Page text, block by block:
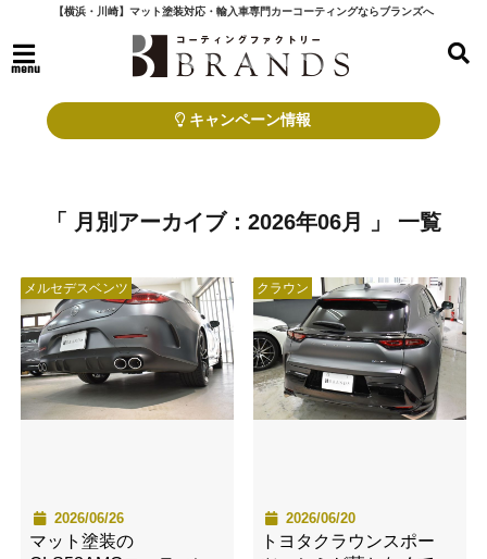
【横浜・川崎】マット塗装対応・輸入車専門カーコーティングならブランズへ
menu
キャンペーン情報
「 月別アーカイブ：2026年06月 」 一覧
メルセデスベンツ
2026/06/26
マット塗装の
クラウン
2026/06/20
トヨタクラウンスポー